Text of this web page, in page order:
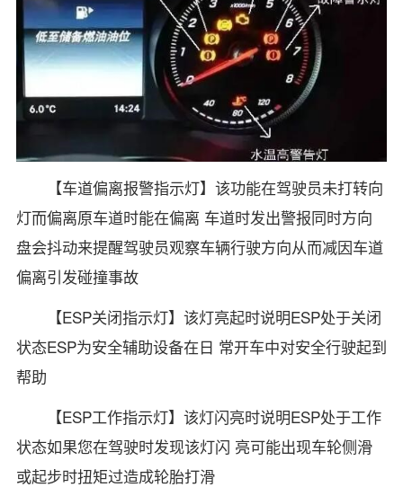
【车道偏离报警指示灯】该功能在驾驶员未打转向
灯而偏离原车道时能在偏离 车道时发出警报同时方向
盘会抖动来提醒驾驶员观察车辆行驶方向从而减因车道
偏离引发碰撞事故
【ESP关闭指示灯】该灯亮起时说明ESP处于关闭
状态ESP为安全辅助设备在日 常开车中对安全行驶起到
帮助
【ESP工作指示灯】该灯闪亮时说明ESP处于工作
状态如果您在驾驶时发现该灯闪 亮可能出现车轮侧滑
或起步时扭矩过造成轮胎打滑